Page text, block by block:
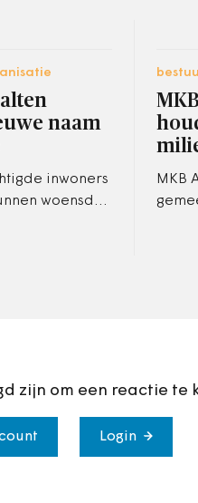
naam
inwoners
woensdag
MKB
zijn om een reactie te
Login